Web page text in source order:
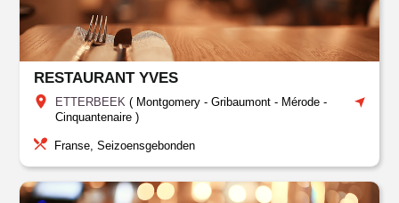
RESTAURANT YVES
ETTERBEEK ( Montgomery - Gribaumont - Mérode -
Cinquantenaire )
Franse, Seizoensgebonden